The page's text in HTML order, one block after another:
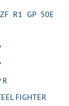
GP 50E
FIGHTER